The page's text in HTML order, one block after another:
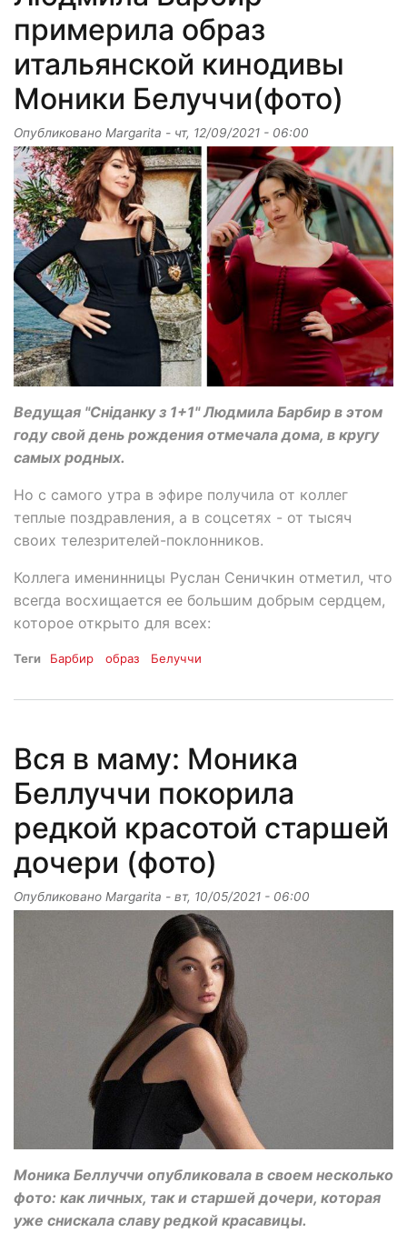
примерила образ
итальянской кинодивы
Моники Белуччи(фото)
Опубликовано Margarita - чт, 12/09/2021 - 06:00
Ведущая "Сніданку з 1+1" Людмила Барбир в этом
году свой день рождения отмечала дома, в кругу
самых родных.
Но с самого утра в эфире получила от коллег
теплые поздравления, а в соцсетях - от тысяч
своих телезрителей-поклонников.
Коллега именинницы Руслан Сеничкин отметил, что
всегда восхищается ее большим добрым сердцем,
которое открыто для всех:
Теги Барбир образ Белуччи
Вся в маму: Моника
Беллуччи покорила
редкой красотой старшей
дочери (фото)
Опубликовано Margarita - вт, 10/05/2021 - 06:00
Моника Беллуччи опубликовала в своем несколько
фото: как личных, так и старшей дочери, которая
уже снискала славу редкой красавицы.